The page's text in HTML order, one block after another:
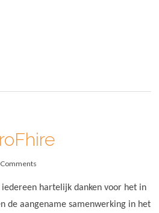
hartelijk danken voor het in
de aangename samenwerking in het